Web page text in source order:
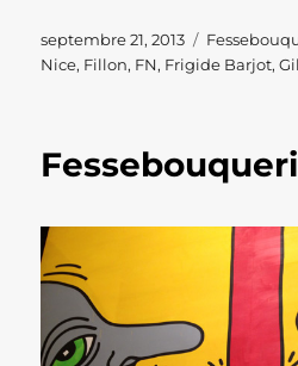
Publié
le
septembre 21, 2013 Catégories
Nice, Fillon, FN, Frigide Barjot,